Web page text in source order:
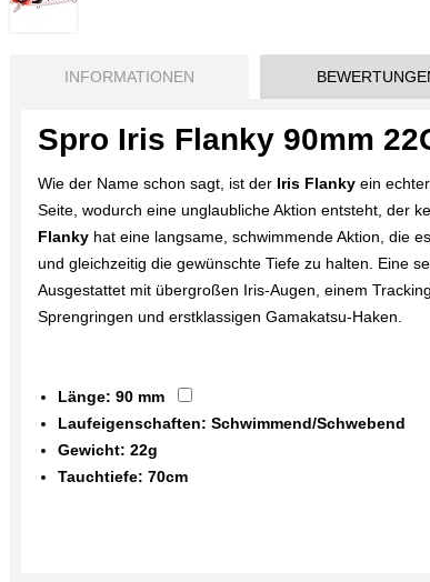
INFORMATIONEN
Spro Iris Flanky 90mm
Wie der Name schon sagt, ist der Iris Flanky ein
Seite, wodurch eine unglaubliche Aktion entsteht, der
Flanky hat eine langsame, schwimmende Aktion, die
und gleichzeitig die gewünschte Tiefe zu halten. Eine
Ausgestattet mit übergroßen Iris-Augen, einem
Sprengringen und erstklassigen Gamakatsu-Haken.
Länge: 90 mm
Laufeigenschaften: Schwimmend/Schwebend
Gewicht: 22g
Tauchtiefe: 70cm